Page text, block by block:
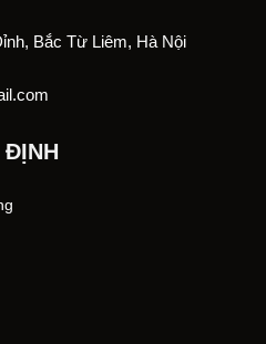
Bắc Từ Liêm, Hà Nội
ĐỊNH